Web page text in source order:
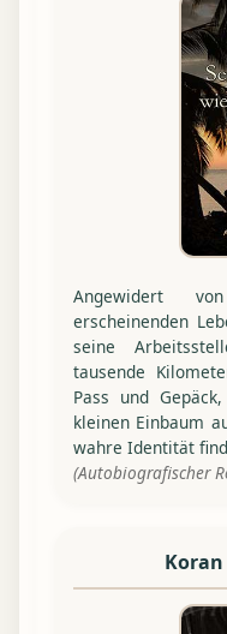
Angewidert
erscheinenden
seine
tausende
Pass und
kleinen Einbaum
wahre Identität
(Autobiografischer